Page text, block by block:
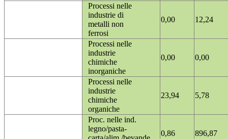
Processi nelle
industrie di
metalli non
ferrosi
0,00 12,24
Processi nelle
industrie
chimiche
inorganiche
0,00 0,00
Processi nelle
industrie
chimiche
organiche
23,94 5,78
Proc. nelle ind.
legno/pasta-
0,86 896,87